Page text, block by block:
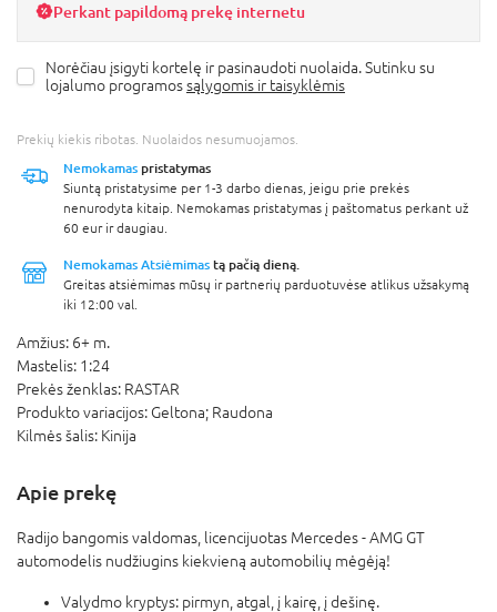
Perkant papildomą prekę internetu
Norėčiau įsigyti kortelę ir pasinaudoti nuolaida. Sutinku su
lojalumo programossąlygomis ir taisyklėmis
Prekių kiekis ribotas. Nuolaidos nesumuojamos.
Nemokamas pristatymas
Siuntą pristatysime per 1-3 darbo dienas, jeigu prie prekės
nenurodyta kitaip. Nemokamas pristatymas į paštomatus perkant už
60 eur ir daugiau.
Nemokamas Atsiėmimas tą pačią dieną.
Greitas atsiėmimas mūsų ir partnerių parduotuvėse atlikus užsakymą
iki 12:00 val.
Amžius: 6+ m.
Mastelis: 1:24
Prekės ženklas: RASTAR
Produkto variacijos: Geltona; Raudona
Kilmės šalis: Kinija
Apie prekę
Radijo bangomis valdomas, licencijuotas Mercedes - AMG GT
automodelis nudžiugins kiekvieną automobilių mėgėją!
Valydmo kryptys: pirmyn, atgal, į kairę, į dešinę.